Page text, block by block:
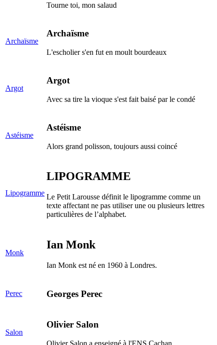
Tourne toi, mon salaud
Archaïsme
Archaïsme
L'escholier s'en fut en moult bourdeaux
Argot
Argot
Avec sa tire la vioque s'est fait baisé par le condé
Astéisme
Astéisme
Alors grand polisson, toujours aussi coincé
Lipogramme
LIPOGRAMME
Le Petit Larousse définit le lipogramme comme un
texte affectant ne pas utiliser une ou plusieurs lettres
particulières de l’alphabet.
Monk
Ian Monk
Ian Monk est né en 1960 à Londres.
Perec Georges Perec
Salon
Olivier Salon
Olivier Salon a enseigné à l'ENS Cachan